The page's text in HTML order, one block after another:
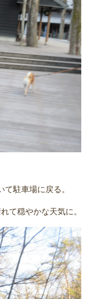
て駐車場に戻る。
て穏やかな天気に。